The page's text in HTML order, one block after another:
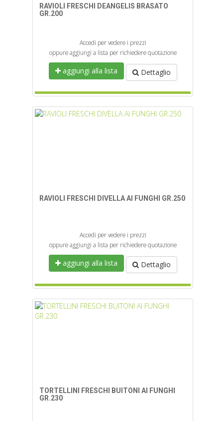
RAVIOLI FRESCHI DEANGELIS BRASATO
GR.200
Accedi per vedere i prezzi
oppure aggiungi a lista per richiedere quotazione
aggiungi alla lista Dettaglio
RAVIOLI FRESCHI DIVELLA AI FUNGHI GR.250
Accedi per vedere i prezzi
oppure aggiungi a lista per richiedere quotazione
aggiungi alla lista Dettaglio
TORTELLINI FRESCHI BUITONI AI FUNGHI
GR.230